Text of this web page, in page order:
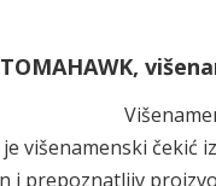
TOMAHAWK,
je višenamenski čekić
i prepoznatljiv